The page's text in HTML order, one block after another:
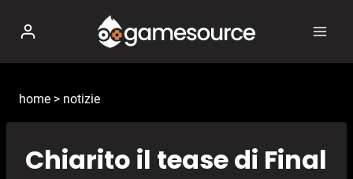
contenuto
home > notizie
Chiarito il tease di Final